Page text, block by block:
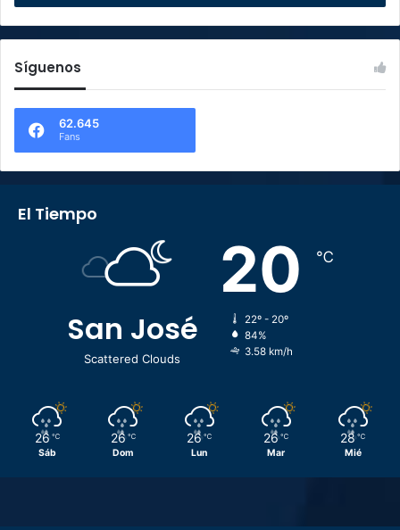
Síguenos
62.645
Fans
El Tiempo
San José
Scattered Clouds
20 ℃
22º - 20º
84%
3.58 km/h
26 ℃
Sáb
26 ℃
Dom
26 ℃
Lun
26 ℃
Mar
28 ℃
Mié